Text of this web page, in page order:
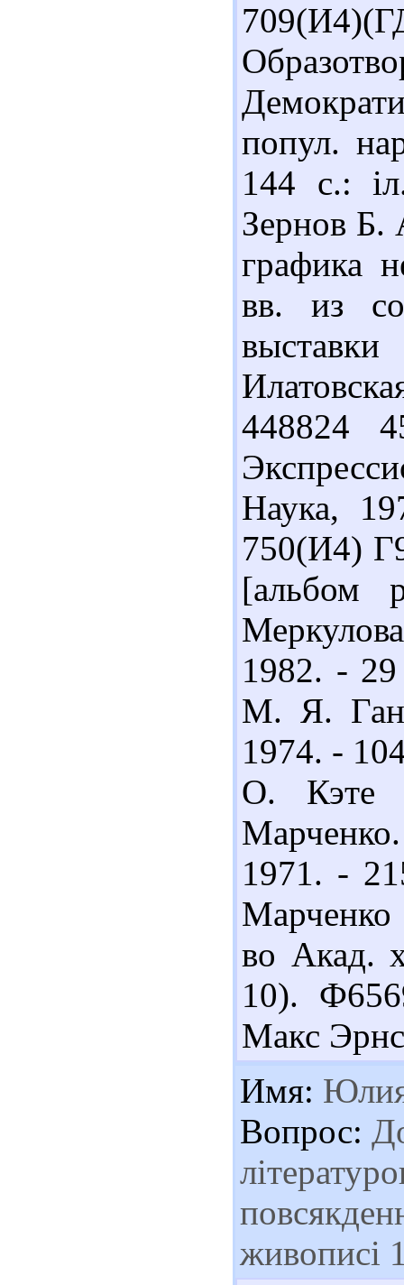
попул.
144 с.:
Зернов Б.
графика
вв. из
448824
Наука,
750(И4)
[альбом
1982. -
М. Я.
1974. -
О. Кэте
1971. -
во Акад.
10).
Макс
Имя:
Вопрос:
живописі